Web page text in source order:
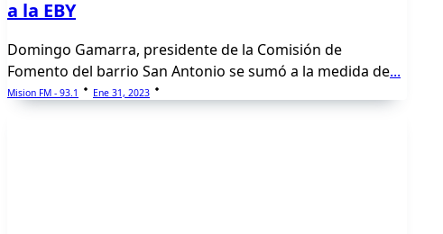
a la EBY
Domingo Gamarra, presidente de la Comisión de
Fomento del barrio San Antonio se sumó a la medida de...
Mision FM - 93.1 Ene 31, 2023